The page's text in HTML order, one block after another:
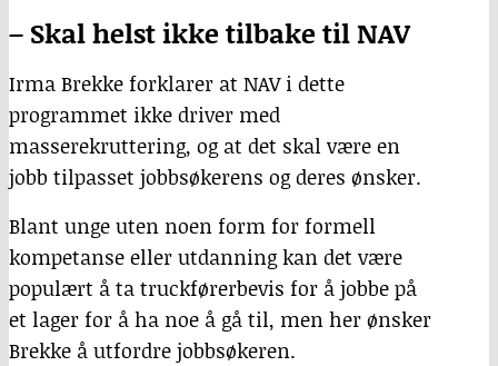
– Skal helst ikke tilbake til NAV
Irma Brekke forklarer at NAV i dette
programmet ikke driver med
masserekruttering, og at det skal være en
jobb tilpasset jobbsøkerens og deres ønsker.
Blant unge uten noen form for formell
kompetanse eller utdanning kan det være
populært å ta truckførerbevis for å jobbe på
et lager for å ha noe å gå til, men her ønsker
Brekke å utfordre jobbsøkeren.